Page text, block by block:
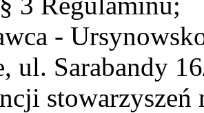
-
ul. Sarabandy
stowarzyszeń